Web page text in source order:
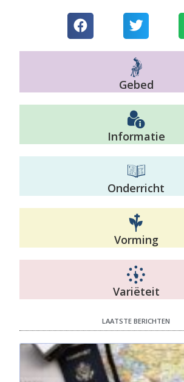
Gebed
Informatie
Onderricht
Vorming
Variëteit
LAATSTE BERICHTEN